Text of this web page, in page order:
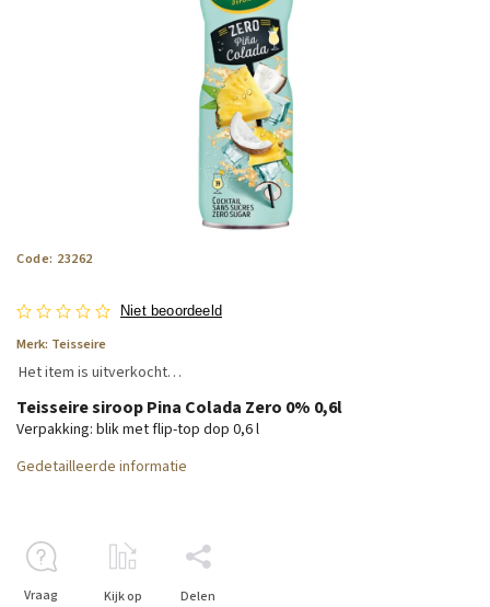
Code: 23262
Niet beoordeeld
Merk: Teisseire
Het item is uitverkocht…
Teisseire siroop Pina Colada Zero 0% 0,6l
Verpakking: blik met flip-top dop 0,6 l
Gedetailleerde informatie
Vraag Kijk op Delen